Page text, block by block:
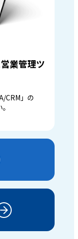
業管理ツ
CRM」の